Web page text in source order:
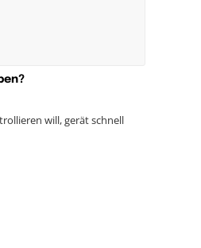
will, gerät schnell